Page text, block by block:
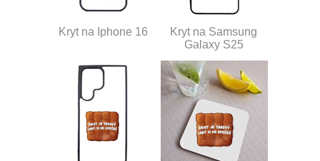
Kryt na Iphone 16
Kryt na Samsung
Galaxy S25